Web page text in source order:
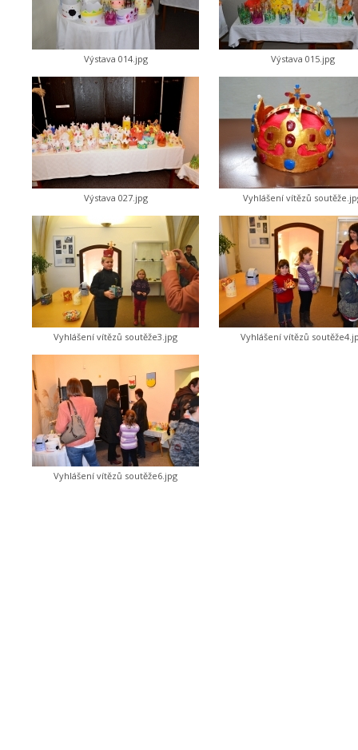
Výstava 014.jpg Výstava 015.jpg
Výstava 027.jpg Vyhlášení vítězů
Vyhlášení vítězů soutěže3.jpg Vyhlášení vítězů
Vyhlášení vítězů soutěže6.jpg